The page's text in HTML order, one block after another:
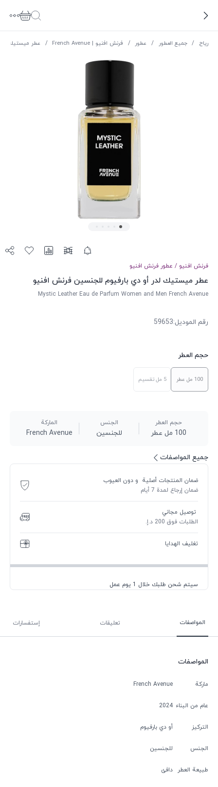
ریاح / جميع العطور / عطور / فرنش افنيو | French Avenue / عطر ميستيك لدر
فرنش افنيو / عطور فرنش افنيو
عطر ميستيك لدر أو دي بارفيوم للجنسين فرنش افنيو
Mystic Leather Eau de Parfum Women and Men French Avenue
رقم الموديل:
59653
حجم العطر
100 مل عطر 5 مل تقسيم
حجم العطر
100 مل عطر
الجنس
للجنسين
الماركة
French Avenue
جميع المواصفات
ضمان المنتجات أصلية و دون العيوب
ضمان إرجاع لمدة 7 أيام
توصيل مجاني
الطلبات فوق 200 د.إ.
تغليف الهدايا
سيتم شحن طلبك خلال 1 يوم عمل
المواصفات تعليقات إستفسارات
المواصفات
ماركة French Avenue
عام من البناء 2024
التركيز أو دي بارفيوم
الجنس للجنسين
طبيعة العطر دافئ